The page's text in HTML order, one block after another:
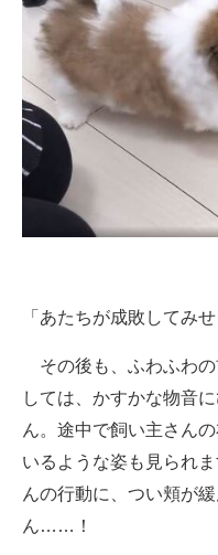
「あたちが成敗してみせ
その後も、ふわふわ
しては、かすかな物音
ん。途中で飼い主さん
いるような姿も見られ
んの行動に、つい頬が
ん……！